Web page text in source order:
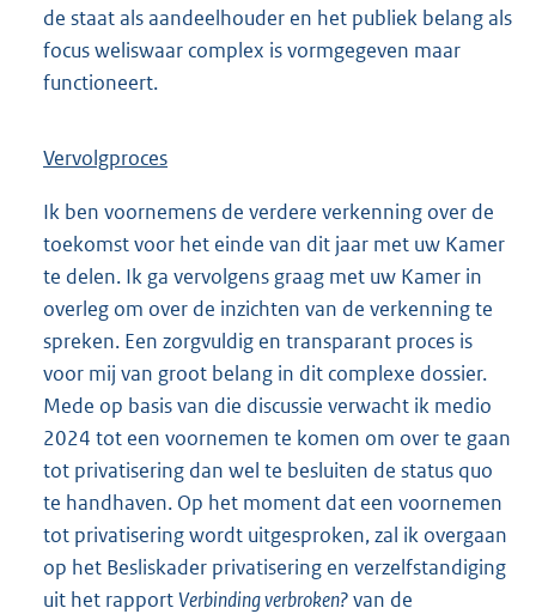
de staat als aandeelhouder en het publiek belang als
focus weliswaar complex is vormgegeven maar
functioneert.
Vervolgproces
Ik ben voornemens de verdere verkenning over de
toekomst voor het einde van dit jaar met uw Kamer
te delen. Ik ga vervolgens graag met uw Kamer in
overleg om over de inzichten van de verkenning te
spreken. Een zorgvuldig en transparant proces is
voor mij van groot belang in dit complexe dossier.
Mede op basis van die discussie verwacht ik medio
2024 tot een voornemen te komen om over te gaan
tot privatisering dan wel te besluiten de status quo
te handhaven. Op het moment dat een voornemen
tot privatisering wordt uitgesproken, zal ik overgaan
op het Besliskader privatisering en verzelfstandiging
uit het rapportVerbinding verbroken?van de